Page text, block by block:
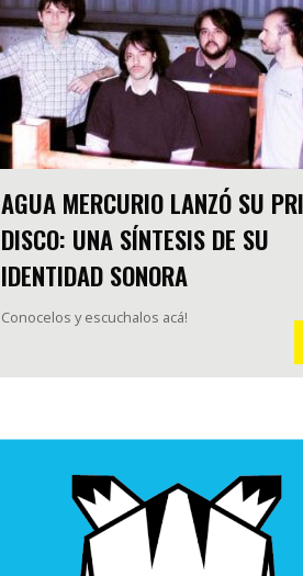
AGUA MERCURIO LANZÓ SU
DISCO: UNA SÍNTESIS DE SU
IDENTIDAD SONORA
Conocelos y escuchalos acá!